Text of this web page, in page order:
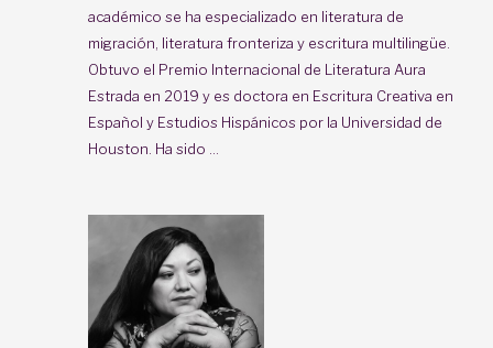
académico se ha especializado en literatura de
migración, literatura fronteriza y escritura multilingüe.
Obtuvo el Premio Internacional de Literatura Aura
Estrada en 2019 y es doctora en Escritura Creativa en
Español y Estudios Hispánicos por la Universidad de
Houston. Ha sido ...